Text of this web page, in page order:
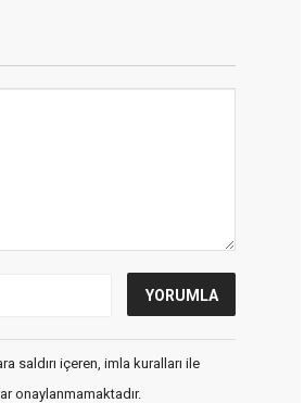
saldırı içeren, imla kuralları ile
onaylanmamaktadır.